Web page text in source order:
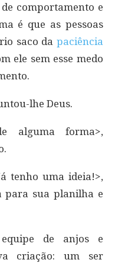
comportamento e
é que as pessoas
saco da paciência
ele sem esse medo
lhe Deus.
alguma forma>,
tenho uma ideia!>,
para sua planilha e
de anjos e
criação: um ser